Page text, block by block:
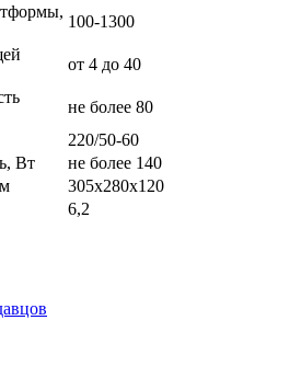
100-1300
от 4 до 40
не более 80
220/50-60
Вт
не более 140
305х280х120
6,2